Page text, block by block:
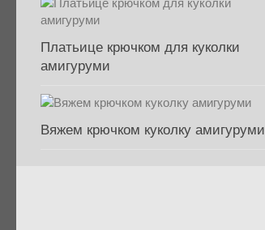
Платьице крючком для куколки
амигуруми
Вяжем крючком куколку амигуруми